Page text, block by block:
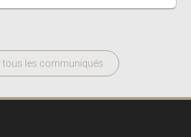
tous les communiqués